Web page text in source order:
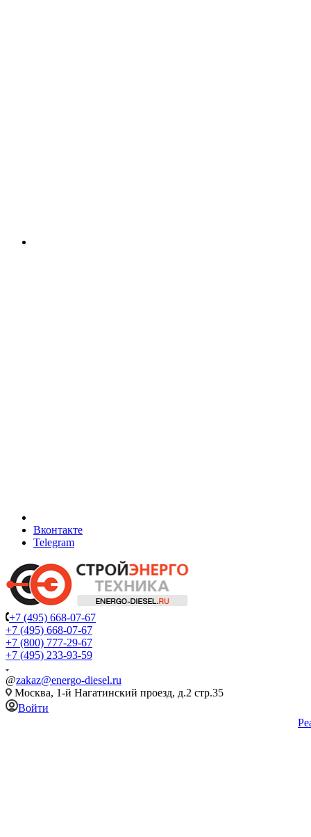
Вконтакте
Telegram
+7 (495) 668-07-67
+7 (495) 668-07-67
+7 (800) 777-29-67
+7 (495) 233-93-59
@zakaz@energo-diesel.ru
Москва, 1-й Нагатинский проезд, д.2 стр.35
Войти